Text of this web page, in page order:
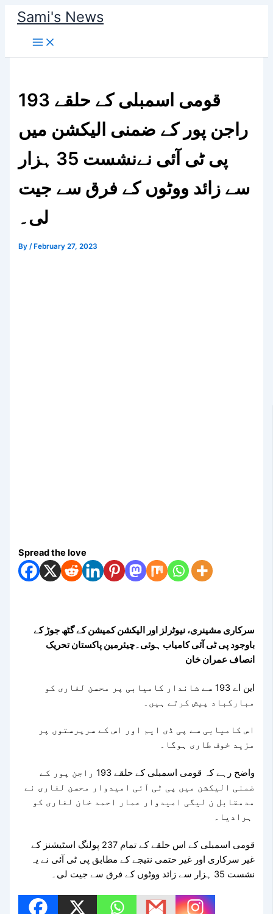
Skip
content
Sami's News
قومی اسمبلی کے حلقے 193
راجن پور کے ضمنی الیکشن میں
پی ٹی آئی نےنشست 35 ہزار
سے زائد ووٹوں کے فرق سے جیت
لی۔
By/ February 27, 2023
Spread the love
سرکاری مشینری، نیوٹرلز اور الیکشن کمیشن کے گٹھ جوڑ کے
باوجود پی ٹی آئی کامیاب ہوئی۔چیئرمین پاکستان تحریک
انصاف عمران خان
این اے 193 سے شاندار کامیابی پر محسن لغاری کو
مبارکباد پیش کرتے ہیں۔
اس کامیابی سے پی ڈی ایم اور اس کے سرپرستوں پر
مزید خوف طاری ہوگا۔
واضح رہے کہ قومی اسمبلی کے حلقے 193 راجن پور کے
ضمنی الیکشن میں پی ٹی آئی امیدوار محسن لغاری نے
مدمقابل ن لیگی امیدوار عمار احمد خان لغاری کو
قومی اسمبلی کے اس حلقے کے تمام 237 پولنگ اسٹیشنز کے
غیر سرکاری اور غیر حتمی نتیجے کے مطابق پی ٹی آئی نے یہ
نشست 35 ہزار سے زائد ووٹوں کے فرق سے جیت لی۔